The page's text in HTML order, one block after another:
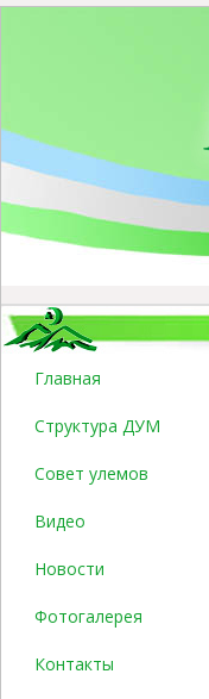
Главная
Структура ДУМ
Совет улемов
Видео
Новости
Фотогалерея
Контакты